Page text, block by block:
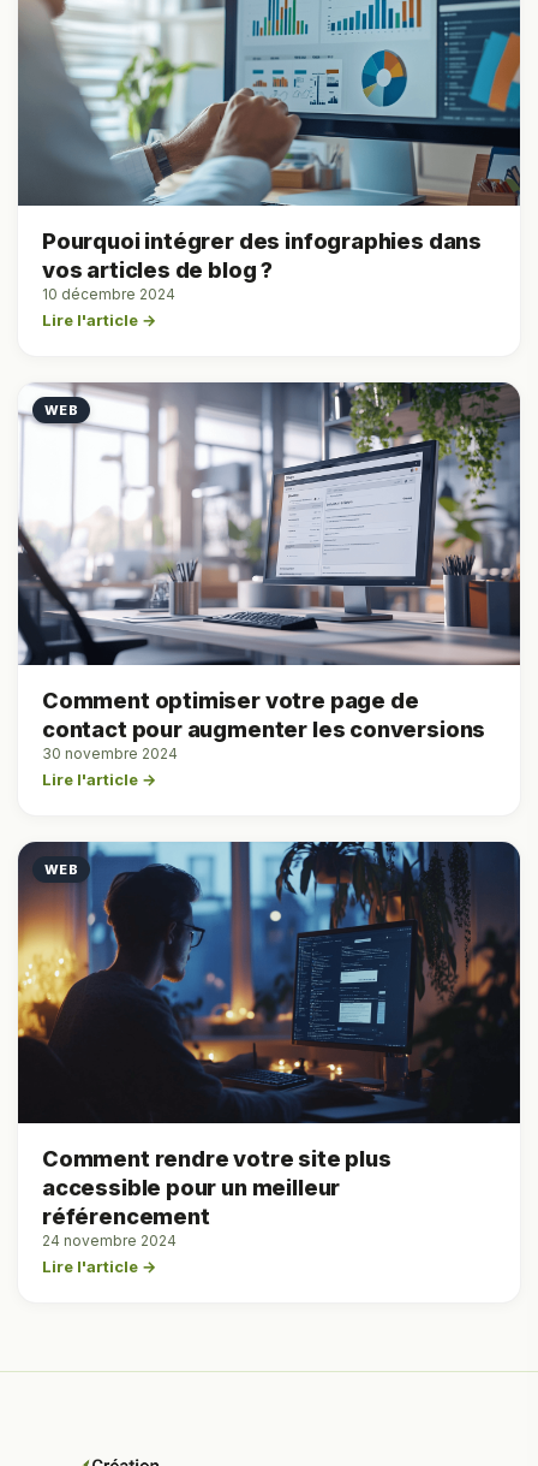
Pourquoi intégrer des infographies dans
vos articles de blog ?
10 décembre 2024
Lire l'article →
WEB
Comment optimiser votre page de
contact pour augmenter les conversions
30 novembre 2024
Lire l'article →
WEB
Comment rendre votre site plus
accessible pour un meilleur
référencement
24 novembre 2024
Lire l'article →